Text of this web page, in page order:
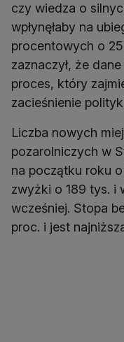
czy wiedza o
wpłynęłaby na
procentowych o
zaznaczył, że
proces, który
zacieśnienie
Liczba nowych
pozarolniczych w
na początku roku
zwyżki o 189 tys. i
wcześniej. Stopa
proc. i jest